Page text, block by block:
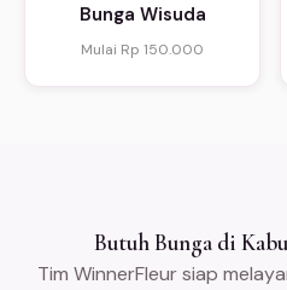
Bunga Wisuda
Mulai Rp 150.000
Butuh Bunga di
Tim WinnerFleur siap